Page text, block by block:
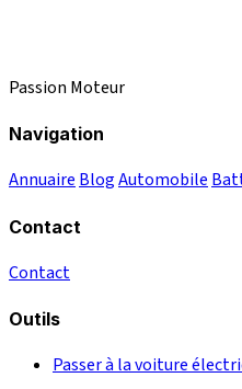
Passion Moteur
Navigation
Annuaire BlogAutomobile
Contact
Contact
Outils
Passer à la voiture